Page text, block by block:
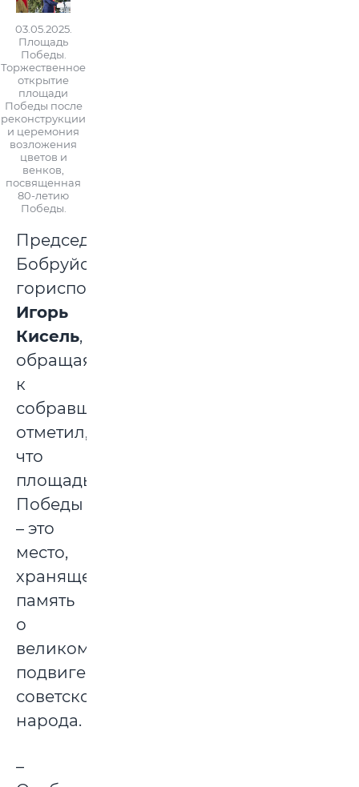
03.05.2025.
Площадь
Победы.
Торжественное
открытие
площади
Победы после
реконструкции
и церемония
возложения
цветов и
венков,
посвященная
80-летию
Победы.
Председатель
Бобруйского
горисполкома
Игорь
Кисель,
обращаясь
к
собравшимся,
отметил,
что
площадь
Победы
– это
место,
хранящее
память
о
великом
подвиге
советского
народа.
–